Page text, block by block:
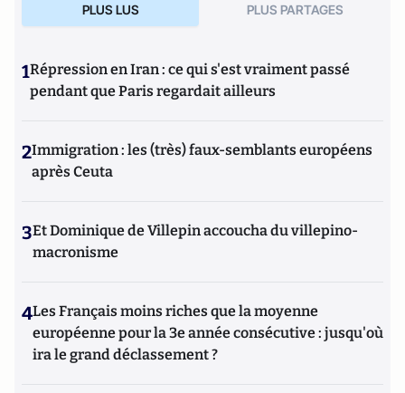
PLUS LUS PLUS PARTAGES
1Répression en Iran : ce qui s'est vraiment passé
pendant que Paris regardait ailleurs
2Immigration : les (très) faux-semblants européens
après Ceuta
3Et Dominique de Villepin accoucha du villepino-
macronisme
4Les Français moins riches que la moyenne
européenne pour la 3e année consécutive : jusqu'où
ira le grand déclassement ?